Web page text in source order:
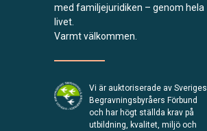
med familjejuridiken – genom hela
livet.
Varmt välkommen.
Vi är auktoriserade av Sveriges
Begravningsbyråers Förbund
och har högt ställda krav på
utbildning, kvalitet, miljö och